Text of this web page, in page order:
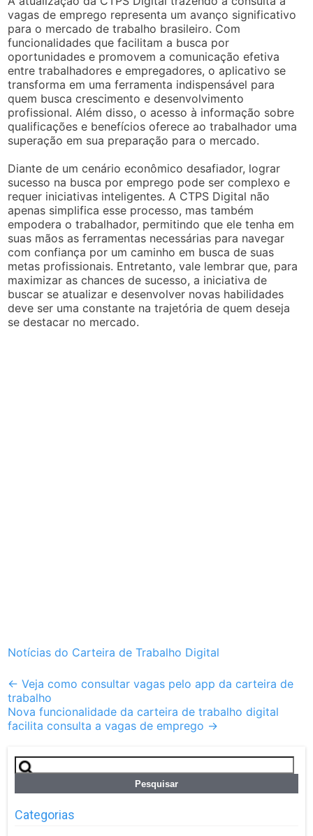
vagas de emprego representa um avanço significativo
para o mercado de trabalho brasileiro. Com
funcionalidades que facilitam a busca por
oportunidades e promovem a comunicação efetiva
entre trabalhadores e empregadores, o aplicativo se
transforma em uma ferramenta indispensável para
quem busca crescimento e desenvolvimento
profissional. Além disso, o acesso à informação sobre
qualificações e benefícios oferece ao trabalhador uma
superação em sua preparação para o mercado.
Diante de um cenário econômico desafiador, lograr
sucesso na busca por emprego pode ser complexo e
requer iniciativas inteligentes. A CTPS Digital não
apenas simplifica esse processo, mas também
empodera o trabalhador, permitindo que ele tenha em
suas mãos as ferramentas necessárias para navegar
com confiança por um caminho em busca de suas
metas profissionais. Entretanto, vale lembrar que, para
maximizar as chances de sucesso, a iniciativa de
buscar se atualizar e desenvolver novas habilidades
deve ser uma constante na trajetória de quem deseja
se destacar no mercado.
Notícias do Carteira de Trabalho Digital
Post
navigation
← Veja como consultar vagas pelo app da carteira de
trabalho
Nova funcionalidade da carteira de trabalho digital
facilita consulta a vagas de emprego →
Pesquisar
por:
Categorias